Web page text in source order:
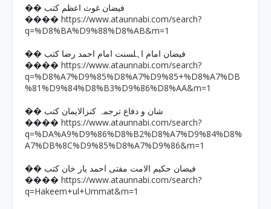
�� فیضان غوث اعظم کتب
���� https://www.ataunnabi.com/search?
q=%D8%BA%D9%88%D8%AB&m=1
�� فیضان امام اہلسنت امام احمد رضا کتب
���� https://www.ataunnabi.com/search?
q=%D8%A7%D9%85%D8%A7%D9%85+%D8%A7%DB
%81%D9%84%D8%B3%D9%86%D8%AA&m=1
�� شان و دفاع ترجمہ کنزالایمان کتب
���� https://www.ataunnabi.com/search?
q=%DA%A9%D9%86%D8%B2%D8%A7%D9%84%D8%
A7%DB%8C%D9%85%D8%A7%D9%86&m=1
�� فیضان حکیم الامت مفتی احمد یار خان کتب
���� https://www.ataunnabi.com/search?
q=Hakeem+ul+Ummat&m=1